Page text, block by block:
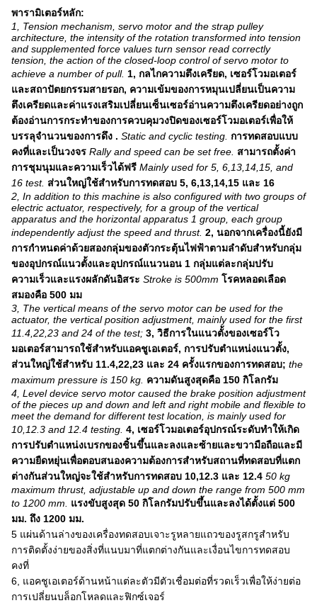
พารามิเตอร์หลัก:
1, Tension mechanism, servo motor and the strap pulley
architecture, the intensity of the rotation transformed into tension
and supplemented force values ​​turn sensor read correctly
tension, the action of the closed-loop control of servo motor to
achieve a number of pull. 1, กลไกความตึงเครียด, เซอร์โวมอเตอร์
และสถาปัตยกรรมสายรอก, ความเข้มของการหมุนเปลี่ยนเป็นความ
ตึงเครียดและค่าแรงเสริมเปลี่ยนเซ็นเซอร์อ่านความตึงเครียดอย่างถูก
ต้องอ่านการกระทำของการควบคุมวงปิดของเซอร์โวมอเตอร์เพื่อให้
บรรลุจำนวนของการดึง . Static and cyclic testing. การทดสอบแบบ
คงที่และเป็นวงจร Rally and speed can be set free. สามารถตั้งค่า
การชุมนุมและความเร็วได้ฟรี Mainly used for 5, 6,13,14,15, and
16 test. ส่วนใหญ่ใช้สำหรับการทดสอบ 5, 6,13,14,15 และ 16
2, In addition to this machine is also configured with two groups of
electric actuator, respectively, for a group of the vertical
apparatus and the horizontal apparatus 1 group, each group
independently adjust the speed and thrust. 2, นอกจากเครื่องนี้ยังมี
การกำหนดค่าด้วยสองกลุ่มของตัวกระตุ้นไฟฟ้าตามลำดับสำหรับกลุ่ม
ของอุปกรณ์แนวตั้งและอุปกรณ์แนวนอน 1 กลุ่มแต่ละกลุ่มปรับ
ความเร็วและแรงผลักดันอิสระ Stroke is 500mm โรคหลอดเลือด
สมองคือ 500 มม
3, The vertical means of the servo motor can be used for the
actuator, the vertical position adjustment, mainly used for the first
11.4,22,23 and 24 of the test; 3, วิธีการในแนวตั้งของเซอร์โว
มอเตอร์สามารถใช้สำหรับแอคชูเอเตอร์, การปรับตำแหน่งแนวตั้ง,
ส่วนใหญ่ใช้สำหรับ 11.4,22,23 และ 24 ครั้งแรกของการทดสอบ; the
maximum pressure is 150 kg. ความดันสูงสุดคือ 150 กิโลกรัม
4, Level device servo motor caused the brake position adjustment
of the pieces up and down and left and right mobile and flexible to
meet the demand for different test location, is mainly used for
10,12.3 and 12.4 testing. 4, เซอร์โวมอเตอร์อุปกรณ์ระดับทำให้เกิด
การปรับตำแหน่งเบรกของชิ้นขึ้นและลงและซ้ายและขวามือถือและมี
ความยืดหยุ่นเพื่อตอบสนองความต้องการสำหรับสถานที่ทดสอบที่แตก
ต่างกันส่วนใหญ่จะใช้สำหรับการทดสอบ 10,12.3 และ 12.4 50 kg
maximum thrust, adjustable up and down the range from 500 mm
to 1200 mm.
แรงขับสูงสุด 50 กิโลกรัมปรับขึ้นและลงได้ตั้งแต่ 500
มม. ถึง 1200 มม.
5 แผ่นด้านล่างของเครื่องทดสอบเจาะรูหลายแถวของรูสกรูสำหรับ
การติดตั้งง่ายของสิ่งที่แนบมาที่แตกต่างกันและเงื่อนไขการทดสอบ
คงที่
6, แอคชูเอเตอร์ด้านหน้าแต่ละตัวมีตัวเชื่อมต่อที่รวดเร็วเพื่อให้ง่ายต่อ
การเปลี่ยนบล็อกโหลดและฟิกซ์เจอร์